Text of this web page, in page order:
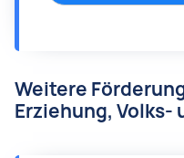
Weitere
Erziehung, Volks-